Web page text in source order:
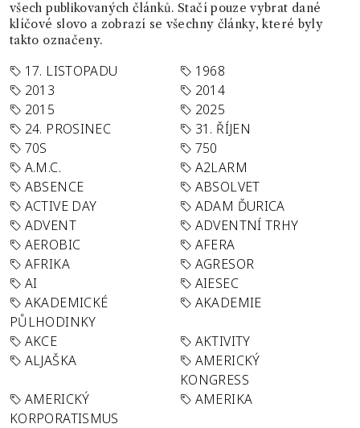
všech publikovaných článků. Stačí pouze vybrat dané
klíčové slovo a zobrazí se všechny články, které byly
takto označeny.
17. LISTOPADU
1968
2013
2014
2015
2025
24. PROSINEC
31. ŘÍJEN
70S
750
A.M.C.
A2LARM
ABSENCE
ABSOLVET
ACTIVE DAY
ADAM ĎURICA
ADVENT
ADVENTNÍ TRHY
AEROBIC
AFERA
AFRIKA
AGRESOR
AI
AIESEC
AKADEMICKÉ
PŮLHODINKY
AKADEMIE
AKCE
AKTIVITY
ALJAŠKA
AMERICKÝ
KONGRESS
AMERICKÝ
KORPORATISMUS
AMERIKA